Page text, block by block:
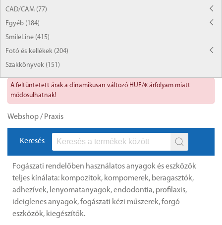
CAD/CAM (77)
Egyéb (184)
SmileLine (415)
Fotó és kellékek (204)
Szakkönyvek (151)
A feltüntetett árak a dinamikusan változó HUF/€ árfolyam miatt
módosulhatnak!
Webshop/ Praxis
Keresés
Fogászati rendelőben használatos anyagok és eszközök
teljes kínálata: kompozitok, kompomerek, beragasztók,
adhezívek, lenyomatanyagok, endodontia, profilaxis,
ideiglenes anyagok, fogászati kézi műszerek, forgó
eszközök, kiegészítők.